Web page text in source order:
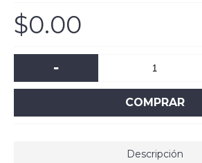
$0.00
-
COMPRAR
Descripción